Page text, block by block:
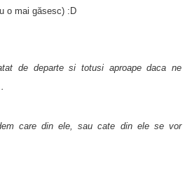
o mai găsesc) :D
de departe si totusi aproape daca ne
care din ele, sau cate din ele se vor